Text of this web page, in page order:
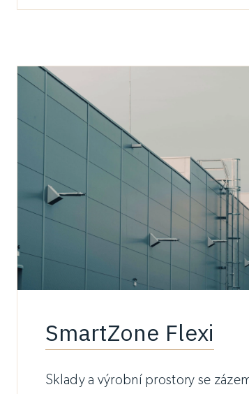
SmartZone Flexi
Sklady a výrobní prostory se